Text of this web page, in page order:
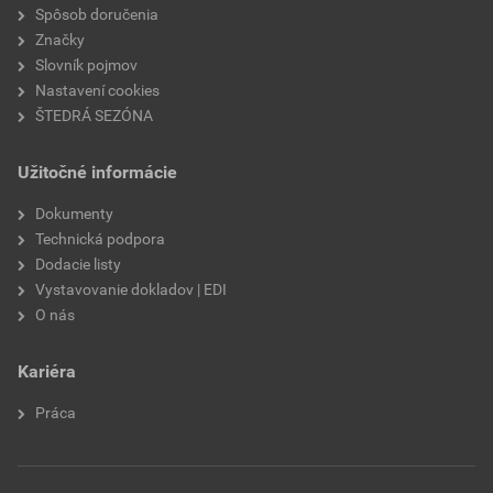
nasiakavosť
prídržnosť
paropriepustnosť
značka
použitie
Spôsob doručenia
Značky
Slovník pojmov
Nastavení cookies
ŠTEDRÁ SEZÓNA
Užitočné informácie
Dokumenty
Technická podpora
Dodacie listy
Vystavovanie dokladov | EDI
O nás
Kariéra
Práca